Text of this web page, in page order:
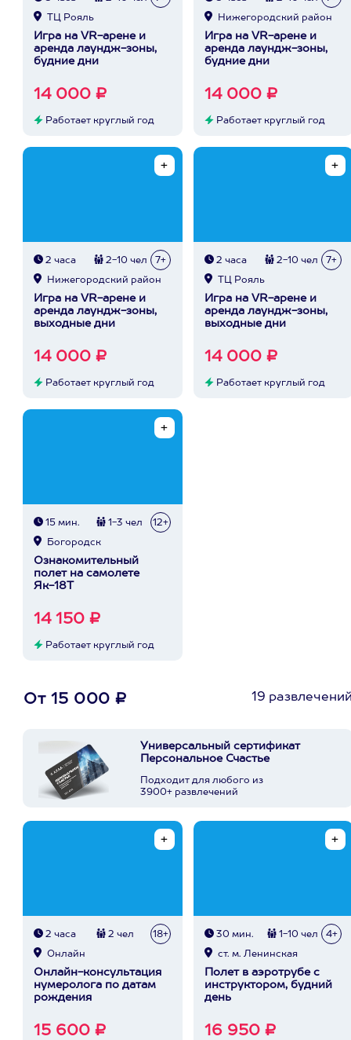
ТЦ Рояль
Игра на VR-арене и
аренда лаундж-зоны,
будние дни
14 000 ₽
Работает круглый год
Нижегородский район
Игра на VR-арене и
аренда лаундж-зоны,
будние дни
14 000 ₽
Работает круглый год
2 часа 2-10 чел 7+
Нижегородский район
Игра на VR-арене и
аренда лаундж-зоны,
выходные дни
14 000 ₽
Работает круглый год
2 часа 2-10 чел 7+
ТЦ Рояль
Игра на VR-арене и
аренда лаундж-зоны,
выходные дни
14 000 ₽
Работает круглый год
15 мин. 1-3 чел 12+
Богородск
Ознакомительный
полет на самолете
Як-18Т
14 150 ₽
Работает круглый год
От 15 000 ₽ 19
Универсальный сертификат
Персональное Счастье
Подходит для любого из
3900+ развлечений
2 часа 2 чел 18+
Онлайн
Онлайн-консультация
нумеролога по датам
рождения
15 600 ₽
30 мин. 1-10 чел 4+
ст. м. Ленинская
Полет в аэротрубе с
инструктором, будний
день
16 950 ₽